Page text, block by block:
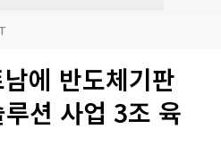
에 반도체기판
션 사업 3조 육